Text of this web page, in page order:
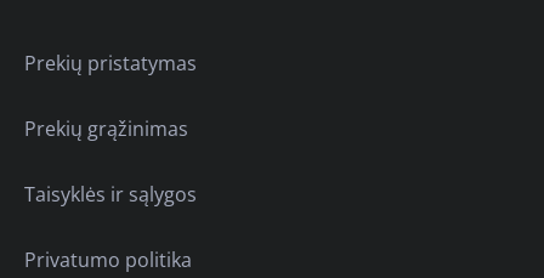
Prekių pristatymas
Prekių grąžinimas
Taisyklės ir sąlygos
Privatumo politika